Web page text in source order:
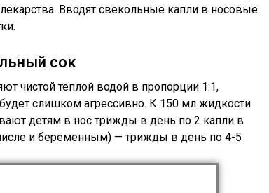
Вводят свекольные капли в носовые
сок
чистой теплой водой в пропорции 1:1,
слишком агрессивно. К 150 мл жидкости
детям в нос трижды в день по 2 капли в
и беременным) — трижды в день по 4-5